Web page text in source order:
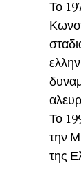
Το
Το
την
της